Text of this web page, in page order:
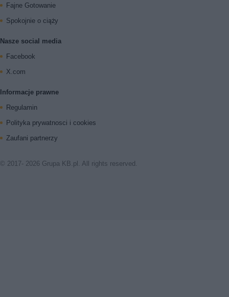
Fajne Gotowanie
Spokojnie o ciąży
Nasze social media
Facebook
X.com
Informacje prawne
Regulamin
Polityka prywatnosci i cookies
Zaufani partnerzy
© 2017- 2026 Grupa KB.pl. All rights reserved.